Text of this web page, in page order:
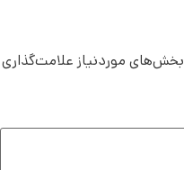
بخش‌های موردنیاز علامت‌گذاری